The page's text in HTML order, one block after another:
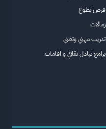
فرص تطوع
زمالات
تدريب مهني وتقني
برامج تبادل ثقافي و اقامات